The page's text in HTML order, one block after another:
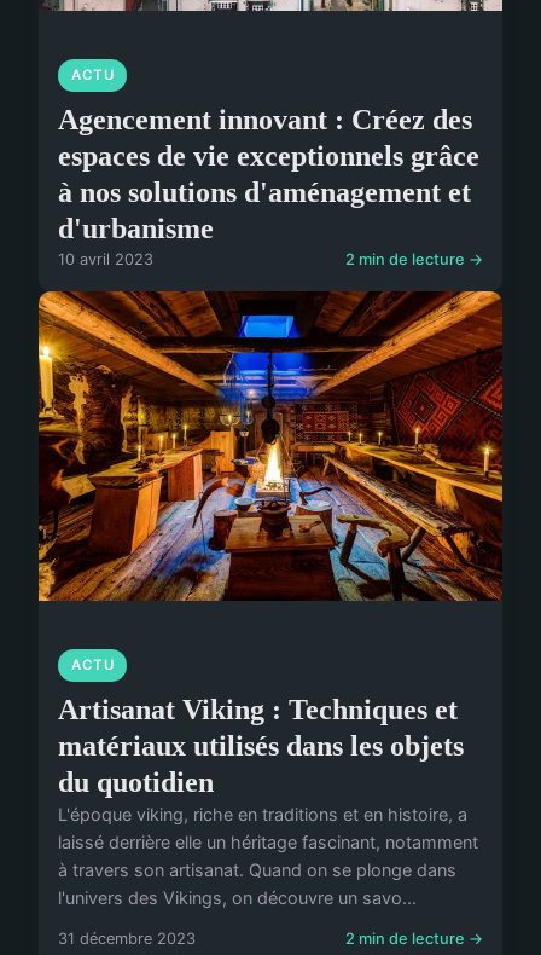
ACTU
Agencement innovant : Créez des
espaces de vie exceptionnels grâce
à nos solutions d'aménagement et
d'urbanisme
10 avril 2023 2 min de lecture →
ACTU
Artisanat Viking : Techniques et
matériaux utilisés dans les objets
du quotidien
L'époque viking, riche en traditions et en histoire, a
laissé derrière elle un héritage fascinant, notamment
à travers son artisanat. Quand on se plonge dans
l'univers des Vikings, on découvre un savo...
31 décembre 2023 2 min de lecture →